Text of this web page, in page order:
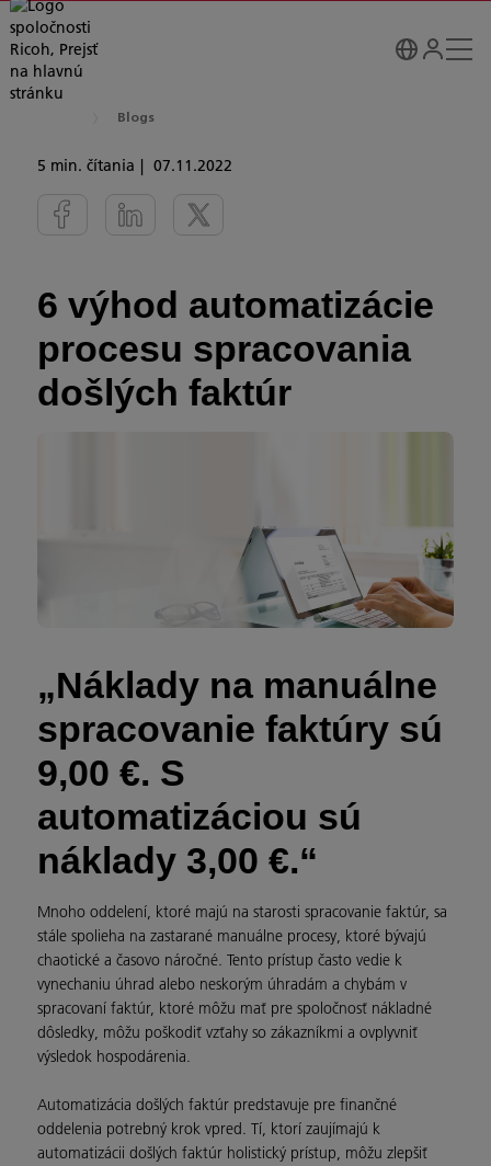
Blogs
5 min. čítania 07.11.2022
6 výhod automatizácie
procesu spracovania
došlých faktúr
„Náklady na manuálne
spracovanie faktúry sú
9,00 €. S
automatizáciou sú
náklady 3,00 €.“
Mnoho oddelení, ktoré majú na starosti spracovanie faktúr, sa
stále spolieha na zastarané manuálne procesy, ktoré bývajú
chaotické a časovo náročné. Tento prístup často vedie k
vynechaniu úhrad alebo neskorým úhradám a chybám v
spracovaní faktúr, ktoré môžu mať pre spoločnosť nákladné
dôsledky, môžu poškodiť vzťahy so zákazníkmi a ovplyvniť
výsledok hospodárenia.
Automatizácia došlých faktúr predstavuje pre finančné
oddelenia potrebný krok vpred. Tí, ktorí zaujímajú k
automatizácii došlých faktúr holistický prístup, môžu zlepšiť